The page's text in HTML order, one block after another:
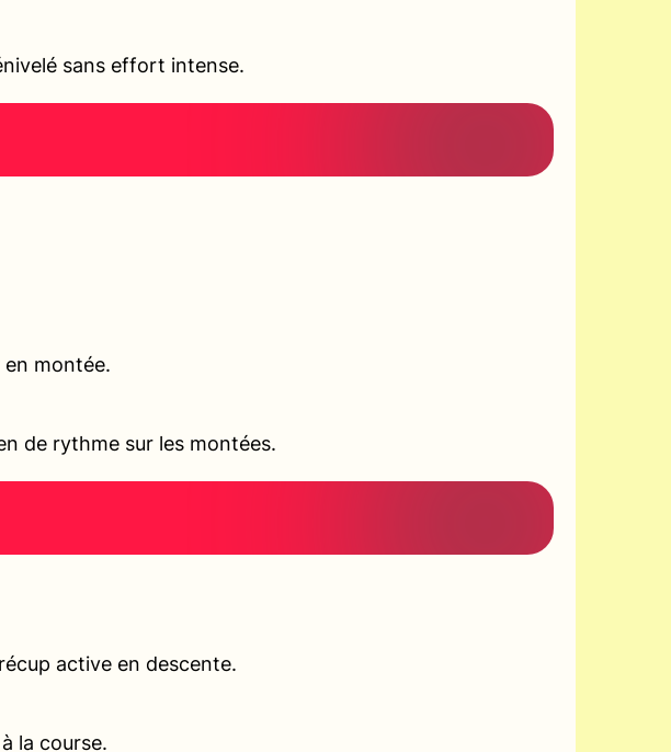
sans effort intense.
montée.
de rythme sur les montées.
active en descente.
la course.